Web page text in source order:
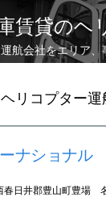
賃貸のヘ
航会社をエリア、
リコプター運
ナショナル
日井郡豊山町豊場